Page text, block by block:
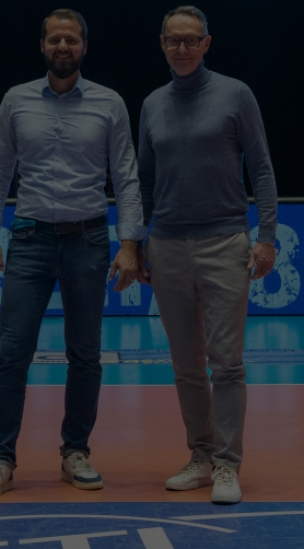
Daten können verarbeitet
Anzeigen und Inhalte oder
über die Verwendung Ihrer
.
über alle verwendeten Cookies. Sie können
geben oder sich weitere Informationen
auswählen.
Cookies akzeptieren
grundlegende Funktionen und sind für die
Cookie-Informationen anzeigen
Social-Media-Plattformen werden
Medien akzeptiert werden, bedarf der
mehr.
Informationen anzeigen